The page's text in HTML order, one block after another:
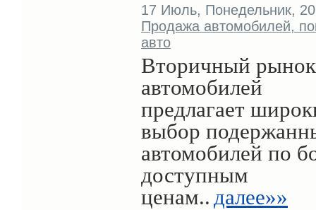
17 Июль, Понедельник,
Продажа автомобилей,
авто
Вторичный рынок
автомобилей
предлагает
выбор
автомобилей по
доступным
ценам.. далее»»